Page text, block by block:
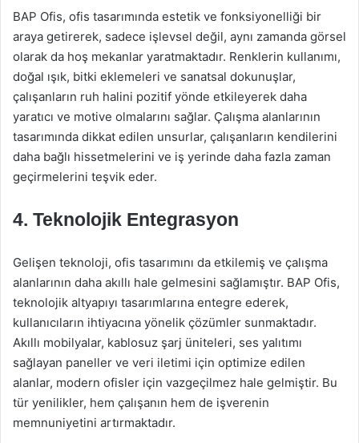
BAP Ofis, ofis tasarımında estetik ve fonksiyonelliği bir
araya getirerek, sadece işlevsel değil, aynı zamanda görsel
olarak da hoş mekanlar yaratmaktadır. Renklerin kullanımı,
doğal ışık, bitki eklemeleri ve sanatsal dokunuşlar,
çalışanların ruh halini pozitif yönde etkileyerek daha
yaratıcı ve motive olmalarını sağlar. Çalışma alanlarının
tasarımında dikkat edilen unsurlar, çalışanların kendilerini
daha bağlı hissetmelerini ve iş yerinde daha fazla zaman
geçirmelerini teşvik eder.
4. Teknolojik Entegrasyon
Gelişen teknoloji, ofis tasarımını da etkilemiş ve çalışma
alanlarının daha akıllı hale gelmesini sağlamıştır. BAP Ofis,
teknolojik altyapıyı tasarımlarına entegre ederek,
kullanıcıların ihtiyacına yönelik çözümler sunmaktadır.
Akıllı mobilyalar, kablosuz şarj üniteleri, ses yalıtımı
sağlayan paneller ve veri iletimi için optimize edilen
alanlar, modern ofisler için vazgeçilmez hale gelmiştir. Bu
tür yenilikler, hem çalışanın hem de işverenin
memnuniyetini artırmaktadır.